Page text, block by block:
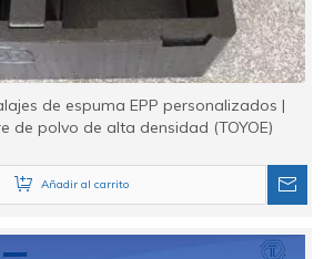
de espuma EPP personalizados |
de polvo de alta densidad (TOYOE)
Añadir al carrito